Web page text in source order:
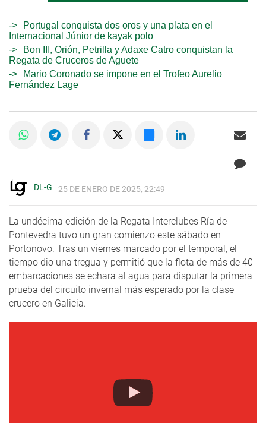
Portugal conquista dos oros y una plata en el
Internacional Júnior de kayak polo
Bon III, Orión, Petrilla y Adaxe Catro conquistan la
Regata de Cruceros de Aguete
Mario Coronado se impone en el Trofeo Aurelio
Fernández Lage
DL-G 25 DE ENERO DE 2025, 22:49
La undécima edición de la Regata Interclubes Ría de
Pontevedra tuvo un gran comienzo este sábado en
Portonovo. Tras un viernes marcado por el temporal, el
tiempo dio una tregua y permitió que la flota de más de 40
embarcaciones se echara al agua para disputar la primera
prueba del circuito invernal más esperado por la clase
crucero en Galicia.